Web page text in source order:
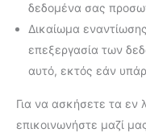
δεδομένα σας
Δικαίωμα
επεξεργασία των
αυτό, εκτός εάν
Για να ασκήσετε τα εν
επικοινωνήστε μαζί